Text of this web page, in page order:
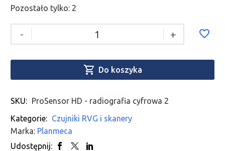
Pozostało tylko: 2
- +
 Do koszyka
SKU: ProSensor HD - radiografia cyfrowa 2
Kategorie: Czujniki RVG i skanery
Marka: Planmeca
Udostępnij: